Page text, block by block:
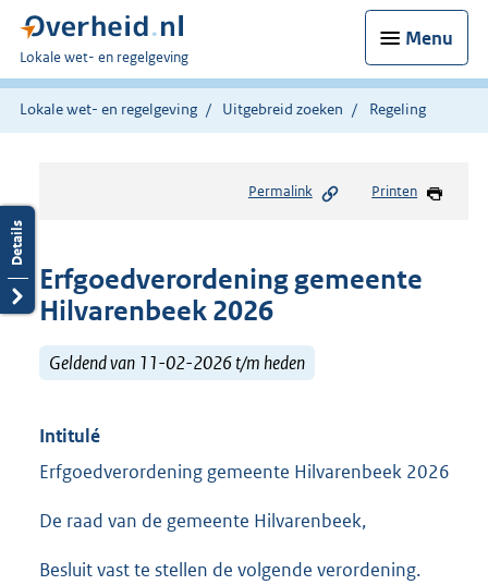
Menu
U
bent
hier:
Lokale wet- en regelgeving
Lokale wet- en regelgeving Uitgebreid zoeken Regeling
Permalink Printen
Erfgoedverordening gemeente
Hilvarenbeek 2026
Geldend van 11-02-2026 t/m heden
Intitulé
Erfgoedverordening gemeente Hilvarenbeek 2026
De raad van de gemeente Hilvarenbeek,
Besluit vast te stellen de volgende verordening.